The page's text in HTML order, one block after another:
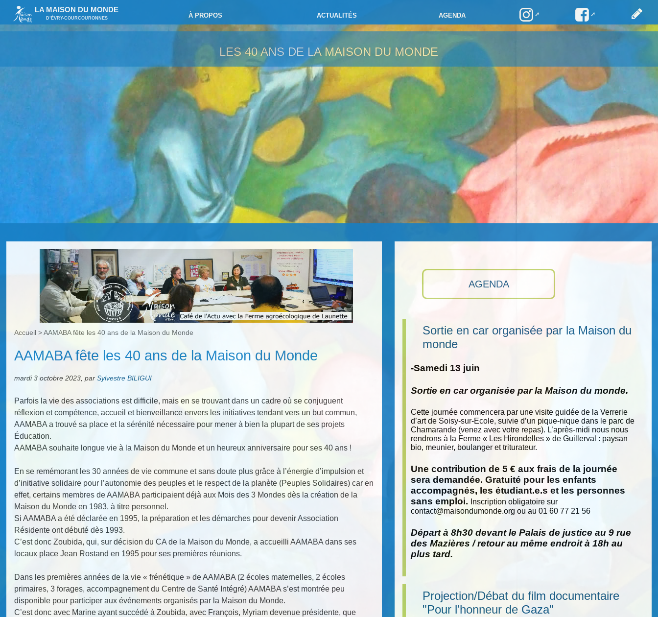
LA MAISON DU MONDE
D’ÉVRY-COURCOURONNES À PROPOS ACTUALITÉS AGENDA
LES 40 ANS DE LA MAISON DU MONDE
AGENDA
Sortie en car organisée par la Maison du
monde
-Samedi 13 juin
Sortie en car organisée par la Maison du monde.
Cette journée commencera par une visite guidée de la Verrerie
d’art de Soisy-sur-Ecole, suivie d’un pique-nique dans le parc de
Chamarande (venez avec votre repas). L’après-midi nous nous
rendrons à la Ferme « Les Hirondelles » de Guillerval : paysan
bio, meunier, boulanger et triturateur.
Une contribution de 5 € aux frais de la journée
sera demandée. Gratuité pour les enfants
accompagnés, les étudiant.e.s et les personnes
sans emploi.
Inscription obligatoire sur
contact@maisondumonde.org ou au 01 60 77 21 56
Départ à 8h30 devant le Palais de justice au 9 rue
des Mazières / retour au même endroit à 18h au
plus tard.
Projection/Débat du film documentaire
"Pour l’honneur de Gaza"
Accueil >AAMABA fête les 40 ans de la Maison du Monde
AAMABA fête les 40 ans de la Maison du Monde
mardi 3 octobre 2023 ,parSylvestre BILIGUI
Parfois la vie des associations est difficile, mais en se trouvant dans un cadre où se conjuguent
réflexion et compétence, accueil et bienveillance envers les initiatives tendant vers un but commun,
AAMABA a trouvé sa place et la sérénité nécessaire pour mener à bien la plupart de ses projets
Éducation.
AAMABA souhaite longue vie à la Maison du Monde et un heureux anniversaire pour ses 40 ans !
En se remémorant les 30 années de vie commune et sans doute plus grâce à l’énergie d’impulsion et
d’initiative solidaire pour l’autonomie des peuples et le respect de la planète (Peuples Solidaires) car en
effet, certains membres de AAMABA participaient déjà aux Mois des 3 Mondes dès la création de la
Maison du Monde en 1983, à titre personnel.
Si AAMABA a été déclarée en 1995, la préparation et les démarches pour devenir Association
Résidente ont débuté dès 1993.
C’est donc Zoubida, qui, sur décision du CA de la Maison du Monde, a accueilli AAMABA dans ses
locaux place Jean Rostand en 1995 pour ses premières réunions.
Dans les premières années de la vie « frénétique » de AAMABA (2 écoles maternelles, 2 écoles
primaires, 3 forages, accompagnement du Centre de Santé Intégré) AAMABA s’est montrée peu
disponible pour participer aux événements organisés par la Maison du Monde.
C’est donc avec Marine ayant succédé à Zoubida, avec François, Myriam devenue présidente, que